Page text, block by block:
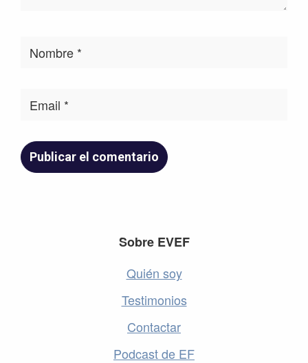
Sobre EVEF
Quién soy
Testimonios
Contactar
Podcast de EF